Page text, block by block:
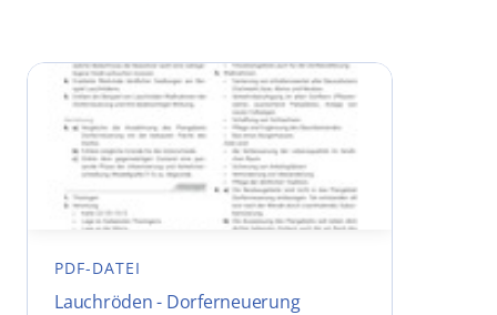
PDF-DATEI
Lauchröden - Dorferneuerung